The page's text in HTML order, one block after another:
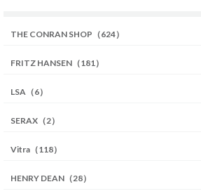
THE CONRAN SHOP（624）
FRITZ HANSEN（181）
LSA（6）
SERAX（2）
Vitra（118）
HENRY DEAN（28）